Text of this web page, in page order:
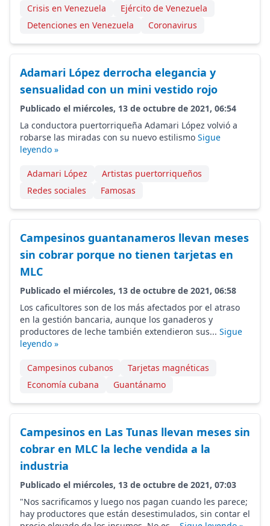
Crisis en Venezuela
Ejército de Venezuela
Detenciones en Venezuela
Coronavirus
Adamari López derrocha elegancia y
sensualidad con un mini vestido rojo
Publicado el miércoles, 13 de octubre de 2021, 06:54
La conductora puertorriqueña Adamari López volvió a
robarse las miradas con su nuevo estilismo Sigue
leyendo »
Adamari López
Artistas puertorriqueños
Redes sociales
Famosas
Campesinos guantanameros llevan meses
sin cobrar porque no tienen tarjetas en
MLC
Publicado el miércoles, 13 de octubre de 2021, 06:58
Los caficultores son de los más afectados por el atraso
en la gestión bancaria, aunque los ganaderos y
productores de leche también extendieron sus... Sigue
leyendo »
Campesinos cubanos
Tarjetas magnéticas
Economía cubana
Guantánamo
Campesinos en Las Tunas llevan meses sin
cobrar en MLC la leche vendida a la
industria
Publicado el miércoles, 13 de octubre de 2021, 07:03
"Nos sacrificamos y luego nos pagan cuando les parece;
hay productores que están desestimulados, sin contar el